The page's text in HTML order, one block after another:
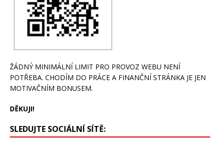
ŽÁDNÝ MINIMÁLNÍ LIMIT PRO PROVOZ WEBU NENÍ
POTŘEBA. CHODÍM DO PRÁCE A FINANČNÍ STRÁNKA JE JEN
MOTIVAČNÍM BONUSEM.
DĚKUJI!
SLEDUJTE SOCIÁLNÍ SÍTĚ: